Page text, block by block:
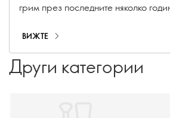
грим през последните няколко
разберете разликата между тези
да изберете правилния за
изясним!
ВИЖТЕ
Други категории